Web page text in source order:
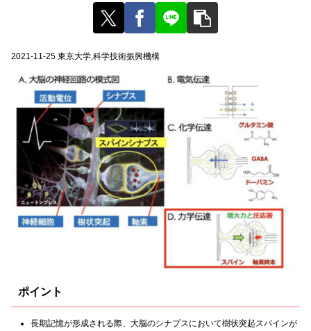
2021-11-25 東京大学,科学技術振興機構
ポイント
長期記憶が形成される際、大脳のシナプスにおいて樹状突起スパインが